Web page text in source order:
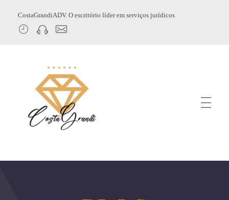
CostaGrandiADV. O escritório líder em serviços jurídicos